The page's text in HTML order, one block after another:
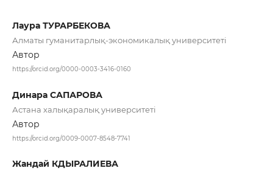
Лаура ТУРАРБЕКОВА
Алматы гуманитарлық-экономикалық университеті
Автор
https://orcid.org/0000-0003-3416-0160
Динара САПАРОВА
Астана халықаралық университеті
Автор
https://orcid.org/0009-0007-8548-7741
Жандай КДЫРАЛИЕВА